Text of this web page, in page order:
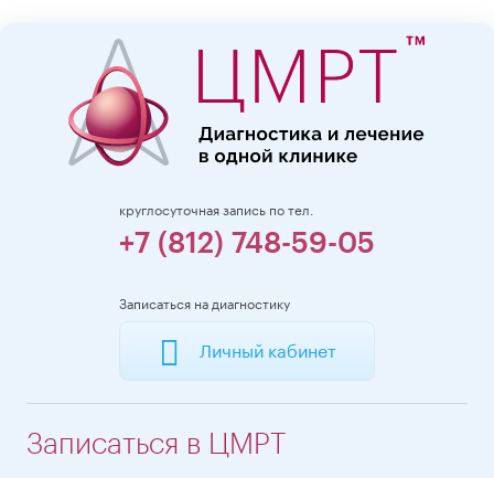
круглосуточная запись по тел.
+7 (812) 748-59-05
Записаться на диагностику
Личный кабинет
Записаться в ЦМРТ